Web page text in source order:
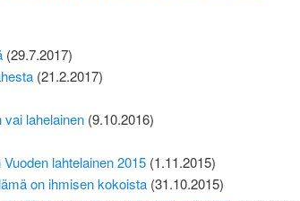
(29.7.2017)
(21.2.2017)
vai lahelainen(9.10.2016)
lahtelainen 2015(1.11.2015)
on ihmisen kokoista(31.10.2015)